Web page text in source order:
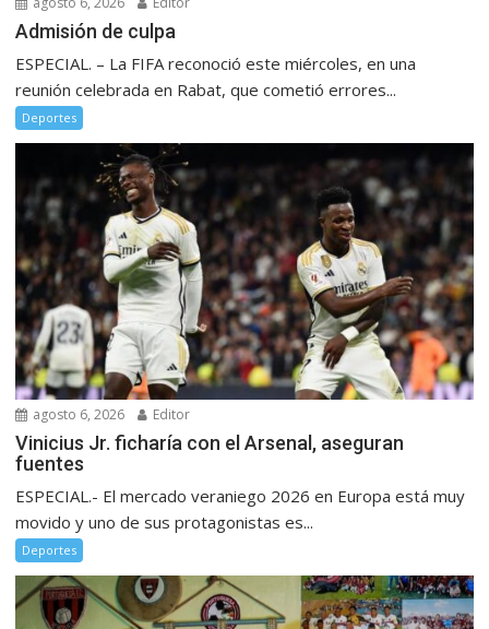
Admisión de culpa
ESPECIAL. – La FIFA reconoció este miércoles, en una
reunión celebrada en Rabat, que cometió errores...
Deportes
agosto 6, 2026 Editor
Vinicius Jr. ficharía con el Arsenal, aseguran
fuentes
ESPECIAL.- El mercado veraniego 2026 en Europa está muy
movido y uno de sus protagonistas es...
Deportes